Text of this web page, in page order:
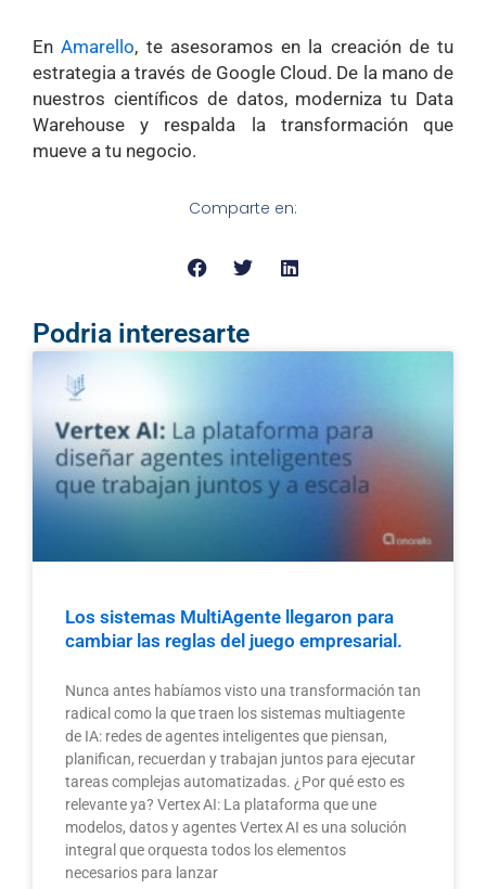
EnAmarello, te asesoramos en la creación de tu
estrategia a través de Google Cloud. De la mano de
nuestros científicos de datos, moderniza tu Data
Warehouse y respalda la transformación que
mueve a tu negocio.
Comparte en:
Podria interesarte
Los sistemas MultiAgente llegaron para
cambiar las reglas del juego empresarial.
Nunca antes habíamos visto una transformación tan
radical como la que traen los sistemas multiagente
de IA: redes de agentes inteligentes que piensan,
planifican, recuerdan y trabajan juntos para ejecutar
tareas complejas automatizadas. ¿Por qué esto es
relevante ya? Vertex AI: La plataforma que une
modelos, datos y agentes Vertex AI es una solución
integral que orquesta todos los elementos
necesarios para lanzar